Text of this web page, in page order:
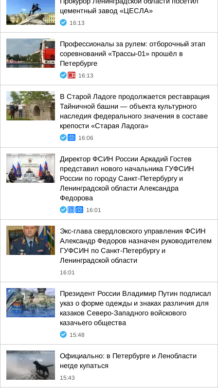
цементный завод «ЦЕСЛА»
16:13
Профессионалы за рулем: отборочный этап
соревнований «Трассы-01» прошёл в
Петербурге
16:13
В Старой Ладоге продолжается реставрация
Тайничной башни — объекта культурного
наследия федерального значения в составе
крепости «Старая Ладога»
16:06
Директор ФСИН России Аркадий Гостев
представил нового начальника ГУФСИН
России по городу Санкт-Петербургу и
Ленинградской области Александра
Федорова
16:01
Экс-глава свердловского управления ФСИН
Александр Федоров назначен руководителем
ГУФСИН по Санкт-Петербургу и
Ленинградской области
16:01
Президент России Владимир Путин подписал
указ о форме одежды и знаках различия для
казаков Северо-Западного войскового
казачьего общества
15:48
Официально: в Петербурге и Ленобласти
негде купаться
15:43